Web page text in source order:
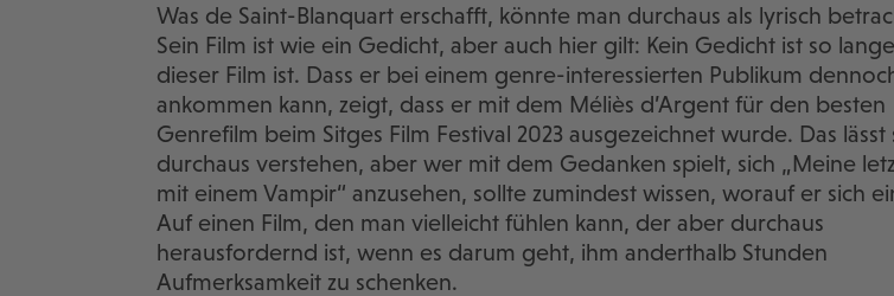
Was de Saint-Blanquart erschafft, könnte man durchaus als lyrisch
Sein Film ist wie ein Gedicht, aber auch hier gilt: Kein Gedicht ist so
dieser Film ist. Dass er bei einem genre-interessierten Publikum
ankommen kann, zeigt, dass er mit dem Méliès d’Argent für den besten
Genrefilm beim Sitges Film Festival 2023 ausgezeichnet wurde. Das lässt
durchaus verstehen, aber wer mit dem Gedanken spielt, sich „Meine
mit einem Vampir“ anzusehen, sollte zumindest wissen, worauf er sich
Auf einen Film, den man vielleicht fühlen kann, der aber durchaus
herausfordernd ist, wenn es darum geht, ihm anderthalb Stunden
Aufmerksamkeit zu schenken.